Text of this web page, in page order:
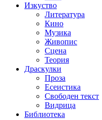
Изкуство
Литература
Кино
Музика
Живопис
Сцена
Теория
Драскулки
Проза
Есеистика
Свободен текст
Видрица
Библиотека